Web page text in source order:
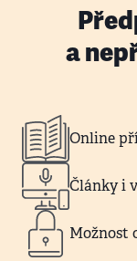
a
Online
Články i
Možnost